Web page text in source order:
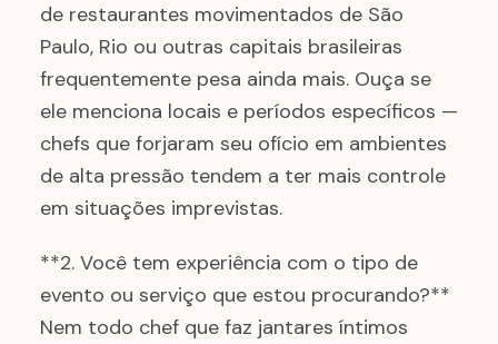
de restaurantes movimentados de São
Paulo, Rio ou outras capitais brasileiras
frequentemente pesa ainda mais. Ouça se
ele menciona locais e períodos específicos —
chefs que forjaram seu ofício em ambientes
de alta pressão tendem a ter mais controle
em situações imprevistas.
**2. Você tem experiência com o tipo de
evento ou serviço que estou procurando?**
Nem todo chef que faz jantares íntimos